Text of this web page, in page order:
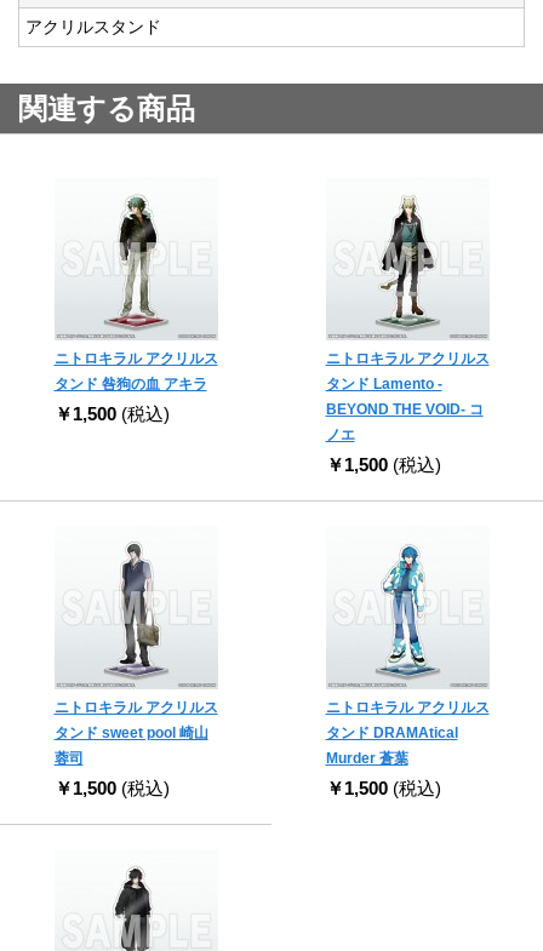
アクリルスタンド
関連する商品
ニトロキラル アクリルス
タンド 咎狗の血 アキラ
￥1,500 (税込)
ニトロキラル アクリルス
タンド Lamento -
BEYOND THE VOID- コ
ノエ
￥1,500 (税込)
ニトロキラル アクリルス
タンド sweet pool 崎山
蓉司
￥1,500 (税込)
ニトロキラル アクリルス
タンド DRAMAtical
Murder 蒼葉
￥1,500 (税込)